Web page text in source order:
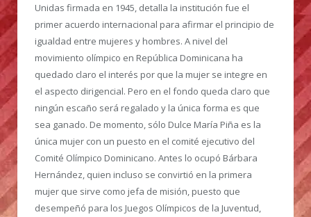
Unidas firmada en 1945, detalla la institución fue el
primer acuerdo internacional para afirmar el principio de
igualdad entre mujeres y hombres. A nivel del
movimiento olímpico en República Dominicana ha
quedado claro el interés por que la mujer se integre en
el aspecto dirigencial. Pero en el fondo queda claro que
ningún escaño será regalado y la única forma es que
sea ganado. De momento, sólo Dulce María Piña es la
única mujer con un puesto en el comité ejecutivo del
Comité Olímpico Dominicano. Antes lo ocupó Bárbara
Hernández, quien incluso se convirtió en la primera
mujer que sirve como jefa de misión, puesto que
desempeñó para los Juegos Olímpicos de la Juventud,